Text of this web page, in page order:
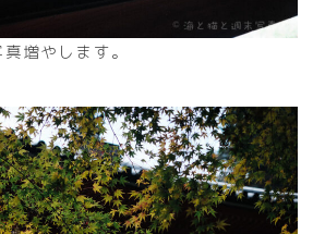
増やします。